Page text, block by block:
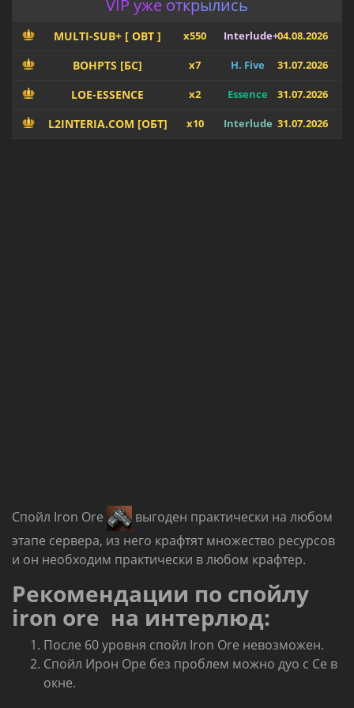
VIP уже открылись
MULTI-SUB+ [ OBT ] x550 Interlude+04.08.2026
BOHPTS [БС] x7 H. Five 31.07.2026
LOE-ESSENCE x2 Essence 31.07.2026
L2INTERIA.COM [ОБТ] x10 Interlude 31.07.2026
Спойл Iron Ore
выгоден практически на любом
этапе сервера, из него крафтят множество ресурсов
и он необходим практически в любом крафтер.
Рекомендации по спойлу
iron ore на интерлюд:
После 60 уровня спойл Iron Ore невозможен.
Спойл Ирон Оре без проблем можно дуо с Се в
окне.